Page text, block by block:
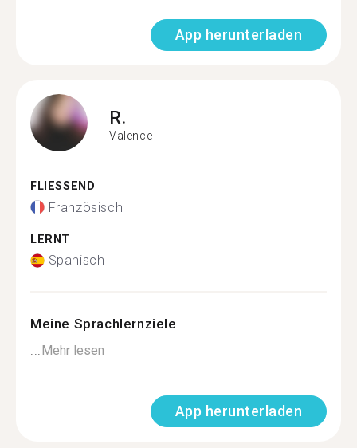
App herunterladen
R.
Valence
FLIESSEND
Französisch
LERNT
Spanisch
Meine Sprachlernziele
...Mehr lesen
App herunterladen